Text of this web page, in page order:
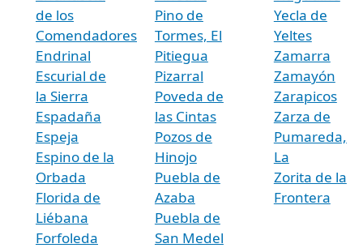
de los
Comendadores
Endrinal
Escurial de
la Sierra
Espadaña
Espeja
Espino de la
Orbada
Florida de
Liébana
Forfoleda
Pino de
Tormes, El
Pitiegua
Pizarral
Poveda de
las Cintas
Pozos de
Hinojo
Puebla de
Azaba
Puebla de
San Medel
Yecla de
Yeltes
Zamarra
Zamayón
Zarapicos
Zarza de
Pumareda,
La
Zorita de la
Frontera